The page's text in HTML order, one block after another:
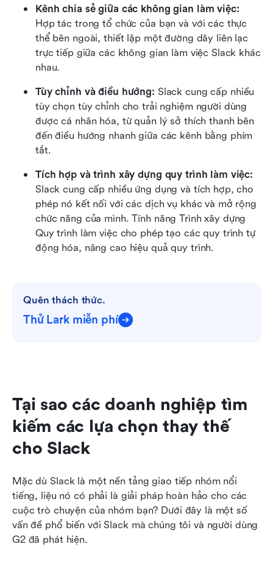
Kênh chia sẻ giữa các không gian làm việc:
Hợp tác trong tổ chức của bạn và với các thực
thể bên ngoài, thiết lập một đường dây liên lạc
trực tiếp giữa các không gian làm việc Slack khác
nhau.
Tùy chỉnh và điều hướng: Slack cung cấp nhiều
tùy chọn tùy chỉnh cho trải nghiệm người dùng
được cá nhân hóa, từ quản lý sở thích thanh bên
đến điều hướng nhanh giữa các kênh bằng phím
tắt.
Tích hợp và trình xây dựng quy trình làm việc:
Slack cung cấp nhiều ứng dụng và tích hợp, cho
phép nó kết nối với các dịch vụ khác và mở rộng
chức năng của mình. Tính năng Trình xây dựng
Quy trình làm việc cho phép tạo các quy trình tự
động hóa, nâng cao hiệu quả quy trình.
Quên thách thức.
Thử Lark miễn phí
Tại sao các doanh nghiệp tìm
kiếm các lựa chọn thay thế
cho Slack
Mặc dù Slack là một nền tảng giao tiếp nhóm nổi
tiếng, liệu nó có phải là giải pháp hoàn hảo cho các
cuộc trò chuyện của nhóm bạn? Dưới đây là một số
vấn đề phổ biến với Slack mà chúng tôi và người dùng
G2 đã phát hiện.